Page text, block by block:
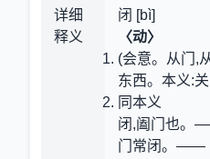
详细
释义
闭 [bì]
〈动〉
(会意。从门,
东西。本义:
同本义
闭,阖门也。
门常闭。——